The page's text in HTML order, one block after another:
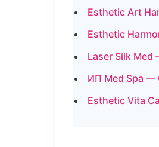
Esthetic Art
Esthetic
Laser Silk
ИП Med Spa —
Esthetic Vita